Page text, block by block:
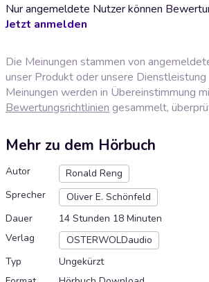
Nur angemeldete Nutzer können
Jetzt anmelden
Die Meinungen stammen von
unser Produkt oder unsere
Meinungen werden in Übereinstimmung
Bewertungsrichtlinien gesammelt,
Mehr zu dem Hörbuch
Autor
Ronald Reng
Sprecher
Oliver E. Schönfeld
Dauer
14 Stunden 18 Minuten
Verlag
OSTERWOLDaudio
Typ
Ungekürzt